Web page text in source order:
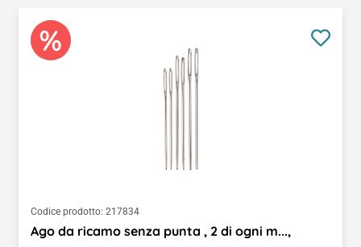
Codice prodotto: 217834
Ago da ricamo senza punta , 2 di ogni m...,